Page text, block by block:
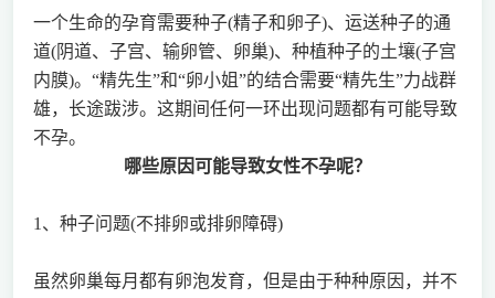
一个生命的孕育需要种子(精子和卵子)、运送种子的通
道(阴道、子宫、输卵管、卵巢)、种植种子的土壤(子宫
内膜)。“精先生”和“卵小姐”的结合需要“精先生”力战群
雄，长途跋涉。这期间任何一环出现问题都有可能导致
不孕。
哪些原因可能导致女性不孕呢？
1、种子问题(不排卵或排卵障碍)
虽然卵巢每月都有卵泡发育，但是由于种种原因，并不